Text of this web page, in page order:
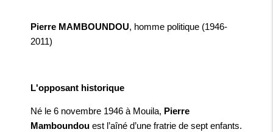
Pierre MAMBOUNDOU, homme politique (1946-
2011)
L'opposant historique
Né le 6 novembre 1946 à Mouila, Pierre
Mamboundou est l’aîné d’une fratrie de sept enfants.